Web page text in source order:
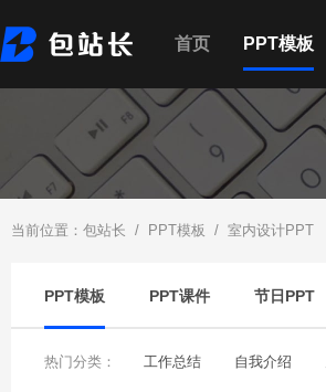
首页 PPT模板
当前位置： 包站长 / PPT模板 / 室内设计PPT
PPT模板 PPT课件 节日PPT
热门分类： 工作总结 自我介绍